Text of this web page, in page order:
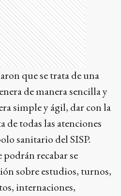
que se trata de una
de manera sencilla y
simple y ágil, dar con la
todas las atenciones
sanitario del SISP.
podrán recabar se
sobre estudios, turnos,
internaciones,